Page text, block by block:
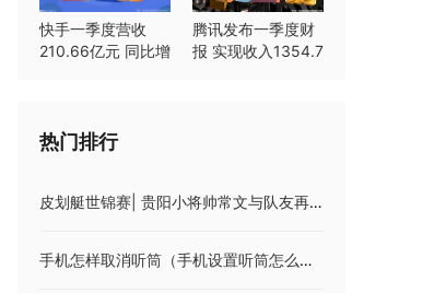
快手一季度营收
210.66亿元 同比增
腾讯发布一季度财
报 实现收入1354.7
热门排行
皮划艇世锦赛| 贵阳小将帅常文与队友再夺金牌
手机怎样取消听筒（手机设置听筒怎么取消）